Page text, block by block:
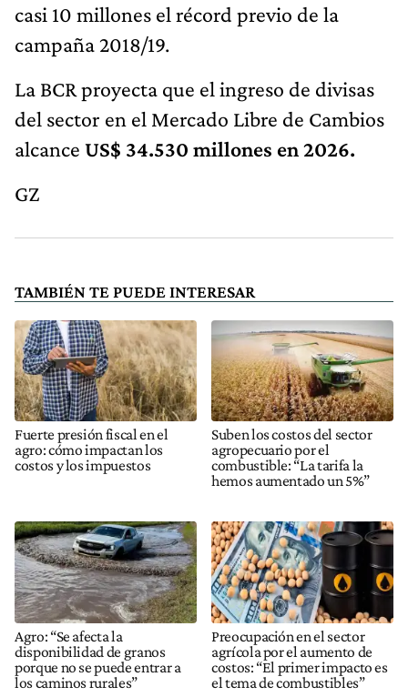
casi 10 millones el récord previo de la
campaña 2018/19.
La BCR proyecta que el ingreso de divisas
del sector en el Mercado Libre de Cambios
alcance US$ 34.530 millones en 2026.
GZ
TAMBIÉN TE PUEDE INTERESAR
Fuerte presión fiscal en el
agro: cómo impactan los
costos y los impuestos
Suben los costos del sector
agropecuario por el
combustible: “La tarifa la
hemos aumentado un 5%”
Agro: “Se afecta la
disponibilidad de granos
porque no se puede entrar a
los caminos rurales”
Preocupación en el sector
agrícola por el aumento de
costos: “El primer impacto es
el tema de combustibles”